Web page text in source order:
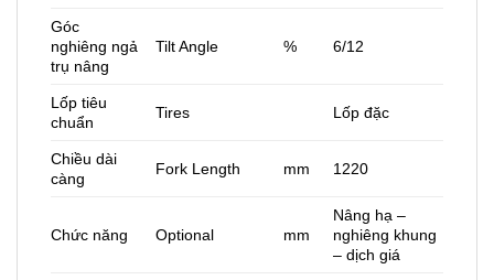
Góc
nghiêng ngả
trụ nâng
Tilt Angle % 6/12
Lốp tiêu
chuẩn
Tires Lốp đặc
Chiều dài
càng
Fork Length mm 1220
Chức năng Optional mm
Nâng hạ –
nghiêng khung
– dịch giá